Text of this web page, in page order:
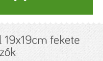
19x19cm fekete